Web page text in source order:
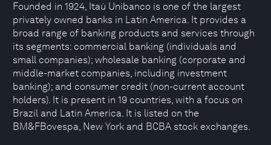
Founded in 1924, Itaú Unibanco is one of the largest
privately owned banks in Latin America. It provides a
broad range of banking products and services through
its segments: commercial banking (individuals and
small companies); wholesale banking (corporate and
middle-market companies, including investment
banking); and consumer credit (non-current account
holders). It is present in 19 countries, with a focus on
Brazil and Latin America. It is listed on the
BM&FBovespa, New York and BCBA stock exchanges.